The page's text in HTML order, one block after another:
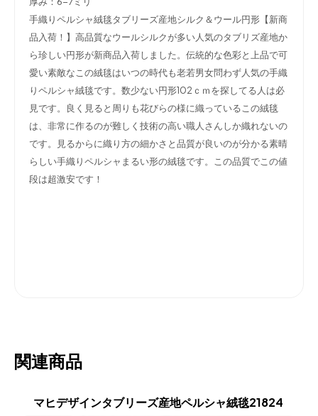
手織りペルシャ絨毯タブリーズ産地シルク＆ウール円形【新商
品入荷！】高品質なウールシルクが多い人気のタブリズ産地か
ら珍しい円形が新商品入荷しました。伝統的な色彩と上品で可
愛い素敵なこの絨毯はいつの時代も老若男女問わず人気の手織
りペルシャ絨毯です。数少ない円形102ｃｍを探してる人は必
見です。良く見ると周りも花びらの様に織っているこの絨毯
は、非常に作るのが難しく技術の高い職人さんしか織れないの
です。見るからに織り方の細かさと品質が良いのが分かる素晴
らしい手織りペルシャまるい形の絨毯です。この品質でこの値
段は超激安です！
関連商品
マヒデザインタブリーズ産地ペルシャ絨毯21824